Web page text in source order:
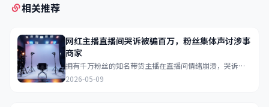
相关推荐
网红主播直播间哭诉被骗百万，粉丝集体声讨涉事
商家
拥有千万粉丝的知名带货主播在直播间情绪崩溃，哭诉被
合作商家骗取巨额保证金，粉丝在弹幕中集体刷起声讨口
号...
2026-05-09